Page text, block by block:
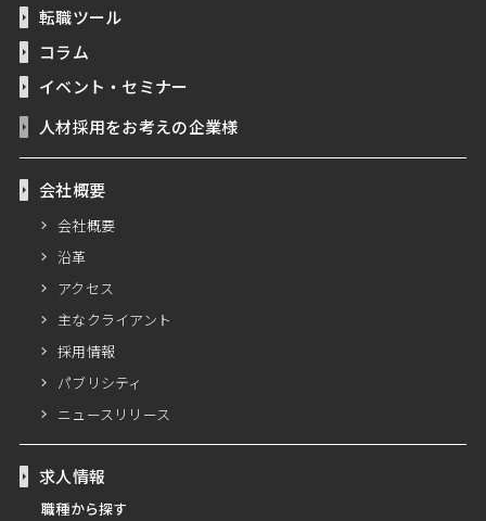
転職ツール
コラム
イベント・セミナー
人材採用をお考えの企業様
会社概要
会社概要
沿革
アクセス
主なクライアント
採用情報
パブリシティ
ニュースリリース
求人情報
職種から探す